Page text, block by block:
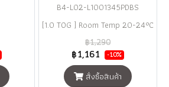
B4-L02-L1001345PDBS
[1.0 TOG ] Room Temp 20-24°C
฿1,290
฿1,161 -10%
สั่งซื้อสินค้า